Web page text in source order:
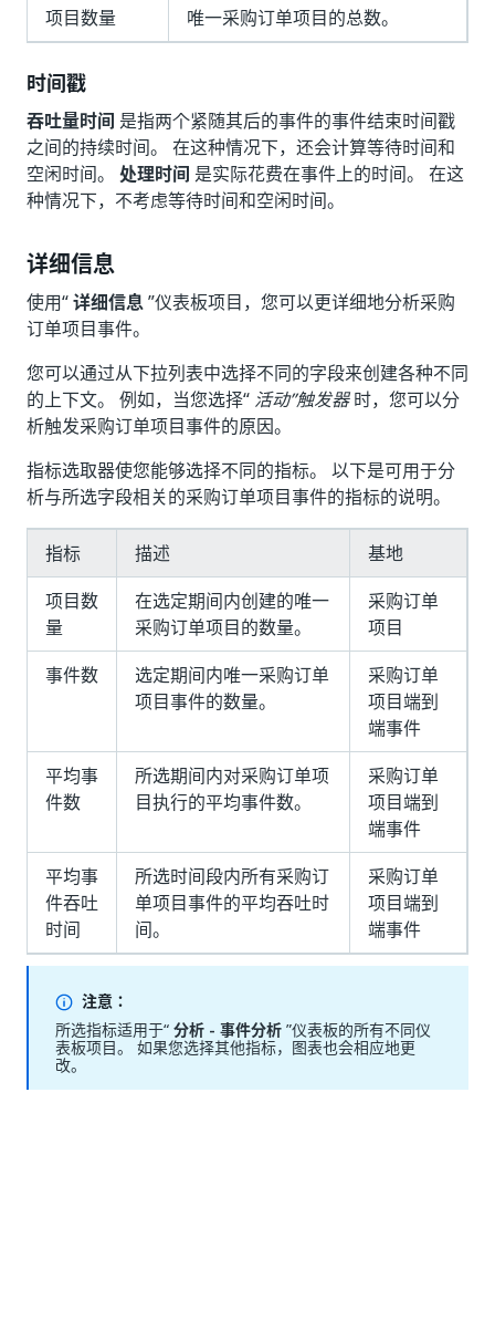
项目数量
唯一采购订单项目的总数。
时间戳
吞吐量时间 是指两个紧随其后的事件的事件结束时间戳
之间的持续时间。 在这种情况下，还会计算等待时间和
空闲时间。 处理时间 是实际花费在事件上的时间。 在这
种情况下，不考虑等待时间和空闲时间。
详细信息
使用“详细信息”仪表板项目，您可以更详细地分析采购
订单项目事件。
您可以通过从下拉列表中选择不同的字段来创建各种不同
的上下文。 例如，当您选择“ 活动”触发器时，您可以分
析触发采购订单项目事件的原因。
指标选取器使您能够选择不同的指标。 以下是可用于分
析与所选字段相关的采购订单项目事件的指标的说明。
指标 描述
基地
项目数
量
在选定期间内创建的唯一
采购订单项目的数量。
采购订单
项目
事件数
选定期间内唯一采购订单
项目事件的数量。
采购订单
项目端到
端事件
平均事
件数
所选期间内对采购订单项
目执行的平均事件数。
采购订单
项目端到
端事件
平均事
件吞吐
时间
所选时间段内所有采购订
单项目事件的平均吞吐时
间。
采购订单
项目端到
端事件
注意：
所选指标适用于“分析 - 事件分析”仪表板的所有不同仪
表板项目。 如果您选择其他指标，图表也会相应地更
改。